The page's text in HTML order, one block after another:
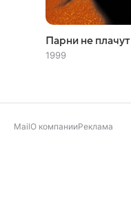
Парни не плачут
1999
MailО компанииРеклама